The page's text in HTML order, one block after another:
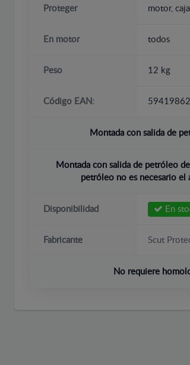
Proteger motor,
En motor todos
Peso 12 kg
Código EAN:
Montada con salida de
Montada con salida de petróleo
petróleo no es necesario el
Disponibilidad En
Fabricante Scut
No requiere